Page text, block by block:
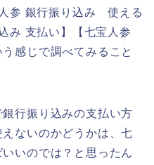
参 銀行振り込み 使える
み 支払い】【七宝人参
感じで調べてみること
行振り込みの支払い方
ないのかどうかは、七
いのでは？と思ったん